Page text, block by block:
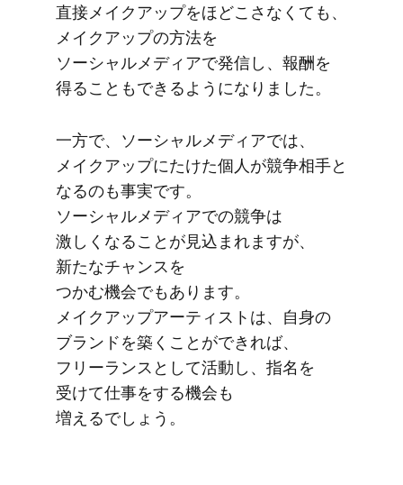
直接メイクアップを​ほどこさなくても、​
メイクアップの​方法を​
ソーシャルメディアで​発信し、​報酬を​
得る​ことも​できるようになりました。
一方で、​ソーシャルメディアでは、​
メイクアップに​たけた​個人が​競争相手と​
なるのも​事実です。​
ソーシャルメディアでの​競争は​
激しくなる​ことが​見込まれますが、​
新たな​チャンスを​
つかむ機会でもあります。​
メイクアップアーティストは、​自身の​
ブランドを​築く​ことができれば、​
フリーランスと​して​活動し、​指名を​
受けて​仕事を​する​機会も​
増えるでしょう。